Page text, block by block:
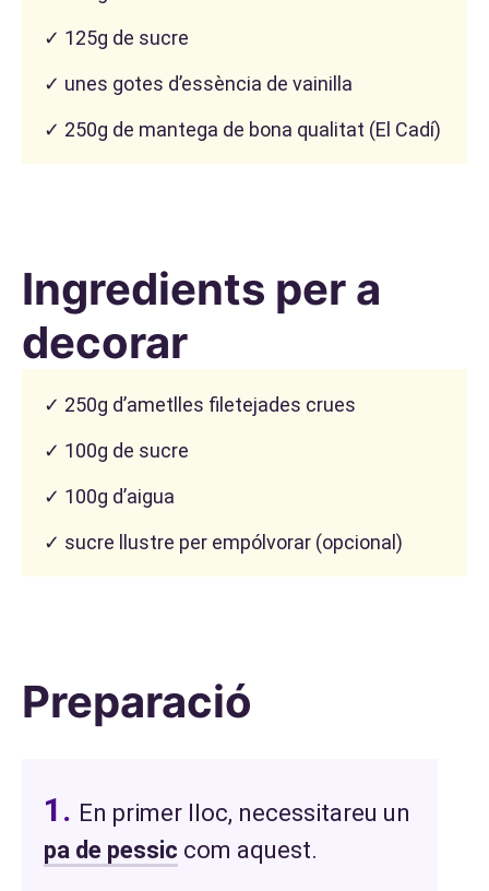
✓ 125g de sucre
✓ unes gotes d’essència de vainilla
✓ 250g de mantega de bona qualitat (El Cadí)
Ingredients per a
decorar
✓ 250g d’ametlles filetejades crues
✓ 100g de sucre
✓ 100g d’aigua
✓ sucre llustre per empólvorar (opcional)
Preparació
En primer lloc, necessitareu un
pa de pessic com aquest.